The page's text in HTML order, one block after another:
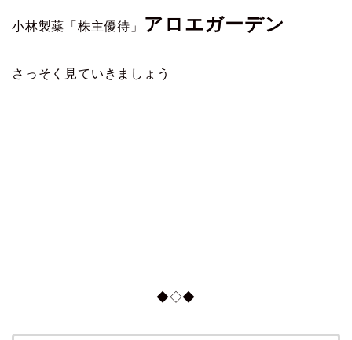
小林製薬「株主優待」 アロエガーデン
さっそく見ていきましょう
◆◇◆